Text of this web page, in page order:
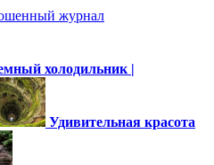
холодильник |
Удивительная красота